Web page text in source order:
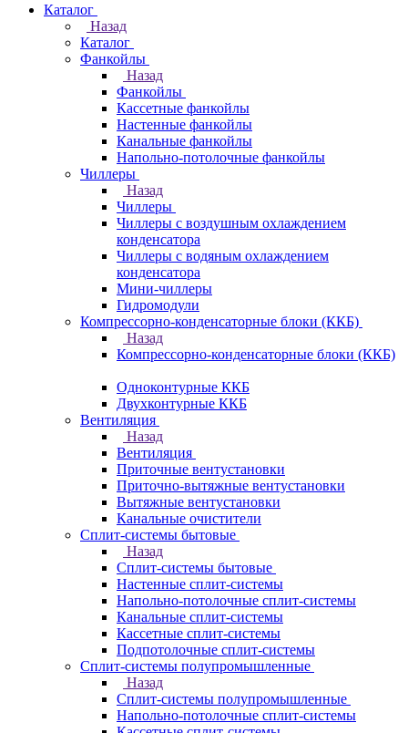
Каталог
Назад
Каталог
Фанкойлы
Назад
Фанкойлы
Кассетные фанкойлы
Настенные фанкойлы
Канальные фанкойлы
Напольно-потолочные фанкойлы
Чиллеры
Назад
Чиллеры
Чиллеры с воздушным охлаждением
конденсатора
Чиллеры с водяным охлаждением
конденсатора
Мини-чиллеры
Гидромодули
Компрессорно-конденсаторные блоки (ККБ)
Назад
Компрессорно-конденсаторные блоки (ККБ)
Одноконтурные ККБ
Двухконтурные ККБ
Вентиляция
Назад
Вентиляция
Приточные вентустановки
Приточно-вытяжные вентустановки
Вытяжные вентустановки
Канальные очистители
Сплит-системы бытовые
Назад
Сплит-системы бытовые
Настенные сплит-системы
Напольно-потолочные сплит-системы
Канальные сплит-системы
Кассетные сплит-системы
Подпотолочные сплит-системы
Сплит-системы полупромышленные
Назад
Сплит-системы полупромышленные
Напольно-потолочные сплит-системы